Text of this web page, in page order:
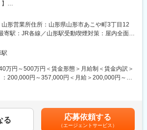
が同行します！
ず興味を持っていただいた方とは全員と面接を
ております。会社説明会を随時開催しております
参加ください♪
力】
立ち上りが可能となっております。
スのIoT製品や医療システムに触れる事が可能で
知識だけでなくメンテナンススキルも習得可能な
が可能です。
界トップクラスシェアを誇る優良企業の正社員と
能です。（登用率98%、試験ノルマなし）
注力しており、これまで人の手でアナログに行わ
理を、全自動で管理、調整、計測、分包まで対応
、介護などの医療機関向けコンピュータシステ
電子薬歴・電子カルテ等）の開発および販売を手
システム導入時のサポート職（インストラクタ
ご担当いただきます。
テム導入時の製品概要、操作説明）
など法令改正時のシステム変更
山形営業所住所：山形県山形市あこや町3丁目12
寄駅：JR各線／山形駅受動喫煙対策：屋内全面禁
会社の定める事業所
駅
万円～500万円＜賃金形態＞月給制＜賃金内訳＞
：200,000円～357,000円＜月給＞200,000円～
額であり、選考を通じて上下する可能性がありま
固定手当を含めた表記です。
る 応募依頼する
（エージェントサービス）